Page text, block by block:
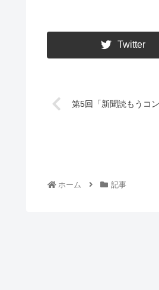
Twitter
第5回「新聞読もうコン
ホーム 記事